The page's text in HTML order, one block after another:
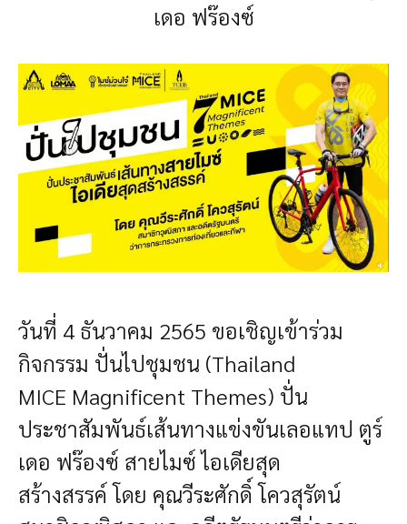
เดอ ฟร๊องซ์
วันที่ 4 ธันวาคม 2565 ขอเชิญเข้าร่วม
กิจกรรม ปั่นไปชุมชน (Thailand
MICE Magnificent Themes) ปั่น
ประชาสัมพันธ์เส้นทางแข่งขันเลอแทป ตูร์
เดอ ฟร๊องซ์ สายไมซ์ ไอเดียสุด
สร้างสรรค์ โดย คุณวีระศักดิ์ โควสุรัตน์